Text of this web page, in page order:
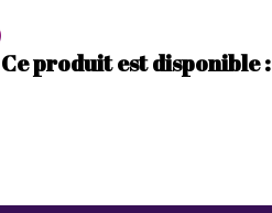
Ce produit est disponible :